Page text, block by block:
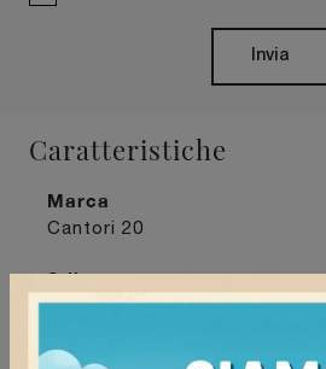
Invia
Caratteristiche
Marca
Cantori 20
Stile
moderne133
I più visti a :